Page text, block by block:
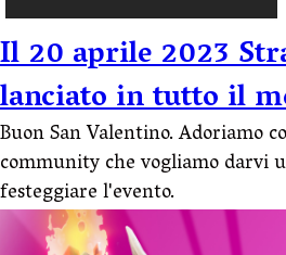
Il 20 aprile 2023
lanciato in tutto il
Buon San Valentino. Adoriamo
community che vogliamo darvi
festeggiare l'evento.